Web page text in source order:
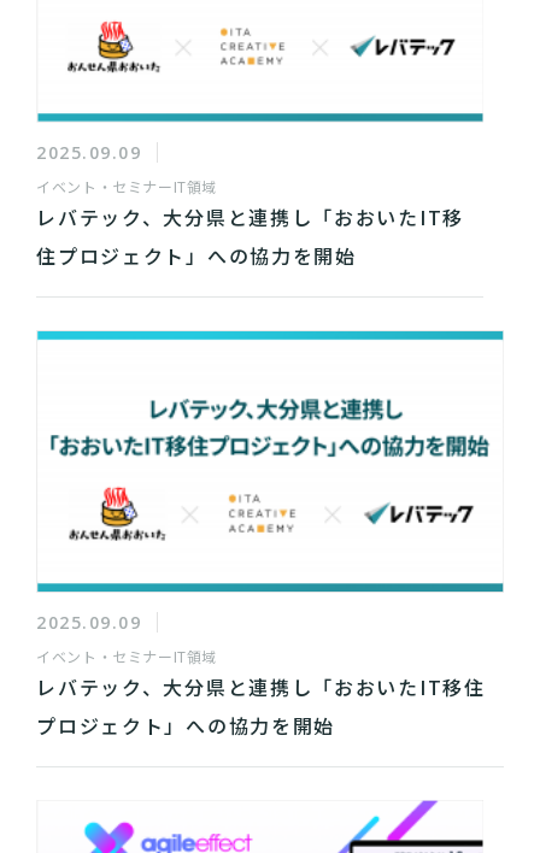
2025.09.09
イベント・セミナーIT領域
レバテック、大分県と連携し「おおいたIT移
住プロジェクト」への協力を開始
2025.09.09
イベント・セミナーIT領域
レバテック、大分県と連携し「おおいたIT移住
プロジェクト」への協力を開始